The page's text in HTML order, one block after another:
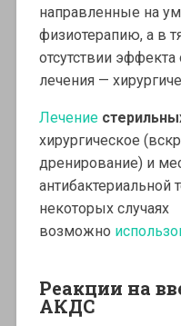
направленные на
физиотерапию, а в
отсутствии
лечения —
Лечение
хирургическое
дренирование) и
антибактериальной
некоторых случаях
возможно
Реакции на
АКДС